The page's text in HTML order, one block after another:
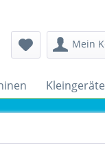
Mein
Kleingeräte